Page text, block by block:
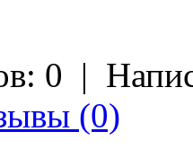
0 |
(0)